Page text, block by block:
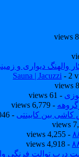
دیواری و زمینی
- 2
- 61 views
- 6,779 views
- 7,046 views
- 4,255 views
- 4,918 views
فرنگی